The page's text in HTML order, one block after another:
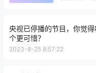
央视已停播的节目，你觉得
个更可惜？
2023-8-25 8:57:22